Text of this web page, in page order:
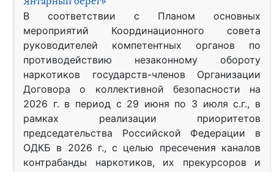
В соответствии с Планом основных
мероприятий Координационного совета
руководителей компетентных органов по
противодействию незаконному обороту
наркотиков государств-членов Организации
Договора о коллективной безопасности на
2026 г. в период с 29 июня по 3 июля с.г., в
рамках реализации приоритетов
председательства Российской Федерации в
ОДКБ в 2026 г., с целью пресечения каналов
контрабанды наркотиков, их прекурсоров и